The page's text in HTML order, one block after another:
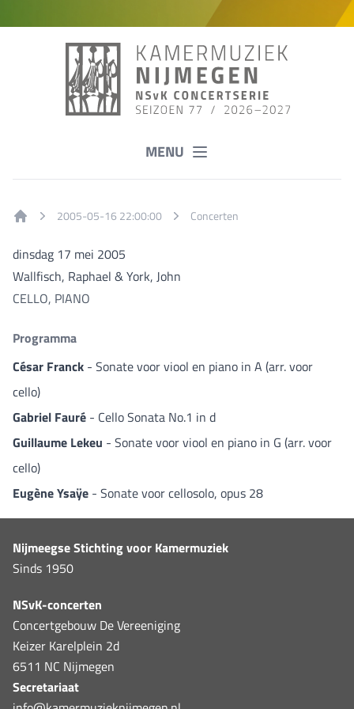
MENU
2005-05-16 22:00:00 Concerten
dinsdag 17 mei 2005
Wallfisch, Raphael & York, John
CELLO, PIANO
Programma
César Franck - Sonate voor viool en piano in A (arr. voor
cello)
Gabriel Fauré - Cello Sonata No.1 in d
Guillaume Lekeu - Sonate voor viool en piano in G (arr. voor
cello)
Eugène Ysaÿe - Sonate voor cellosolo, opus 28
Nijmeegse Stichting voor Kamermuziek
Sinds 1950
NSvK-concerten
Concertgebouw De Vereeniging
Keizer Karelplein 2d
6511 NC Nijmegen
Secretariaat